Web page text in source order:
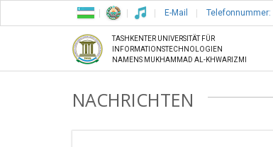
E-Mail Telefonnummer:
TASHKENTER UNIVERSITÄT FÜR
INFORMATIONSTECHNOLOGIEN
NAMENS MUKHAMMAD AL-KHWARIZMI
NACHRICHTEN